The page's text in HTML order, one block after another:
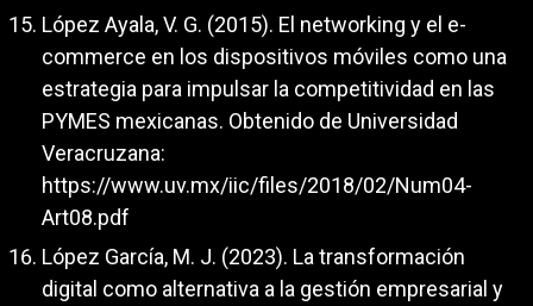
López Ayala, V. G. (2015). El networking y el e-
commerce en los dispositivos móviles como una
estrategia para impulsar la competitividad en las
PYMES mexicanas. Obtenido de Universidad
Veracruzana:
https://www.uv.mx/iic/files/2018/02/Num04-
Art08.pdf
López García, M. J. (2023). La transformación
digital como alternativa a la gestión empresarial y